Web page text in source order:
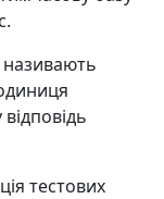
називають
тестових